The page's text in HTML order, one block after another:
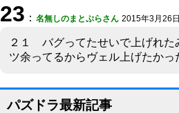
23 ： 名無しのまとぷらさん 2015年3月26
２１ バグってたせいで上げれた
ツ余ってるからヴェル上げたかっ
パズドラ最新記事